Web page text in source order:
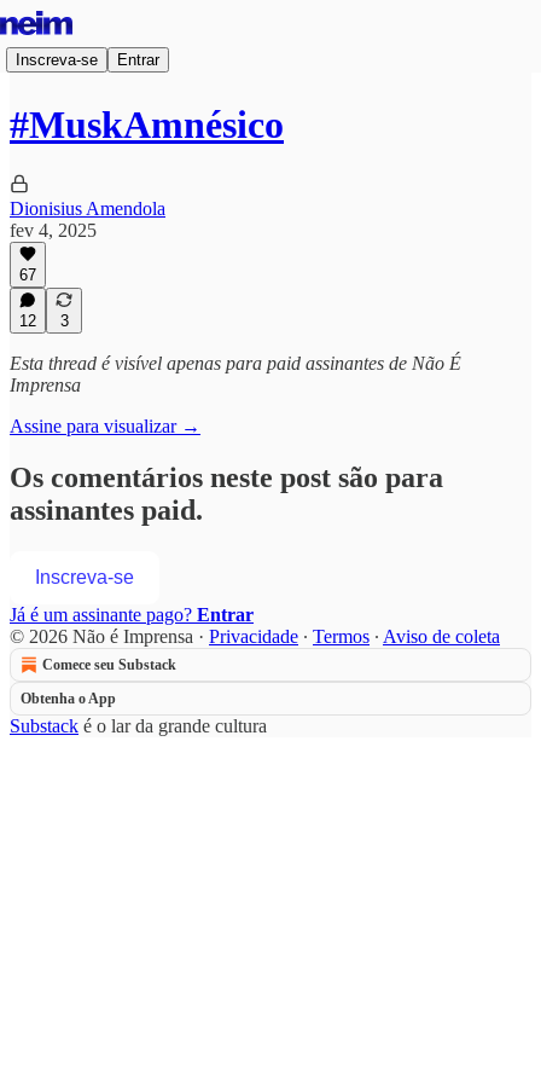
Inscreva-se Entrar
#MuskAmnésico
Dionisius Amendola
fev 4, 2025
67
12 3
Esta thread é visível apenas para paid assinantes de Não É
Imprensa
Assine para visualizar →
Os comentários neste post são para
assinantes paid.
Inscreva-se
Já é um assinante pago? Entrar
© 2026 Não é Imprensa · Privacidade ∙ Termos ∙ Aviso de coleta
Comece seu Substack
Obtenha o App
Substack é o lar da grande cultura